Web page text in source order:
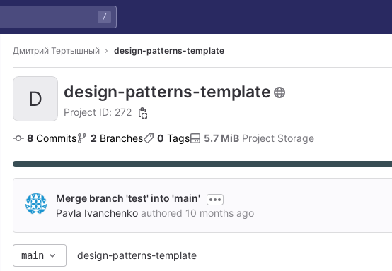
/
Дмитрий Тертышный design-patterns-template
D design-patterns-template
Project ID: 272
8 Commits 2 Branches 0 Tags 5.7 MiB Project Storage
Merge branch 'test' into 'main'
Pavla Ivanchenko authored 10 months ago
main design-patterns-template